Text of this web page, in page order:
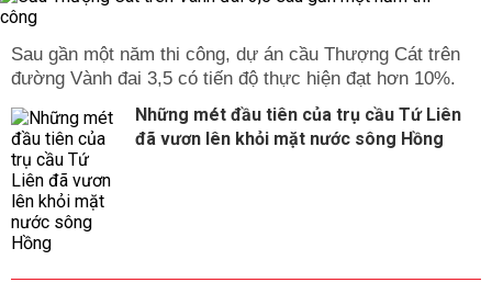
Sau gần một năm thi công, dự án cầu Thượng Cát trên
đường Vành đai 3,5 có tiến độ thực hiện đạt hơn 10%.
Những mét đầu tiên của trụ cầu Tứ Liên
đã vươn lên khỏi mặt nước sông Hồng